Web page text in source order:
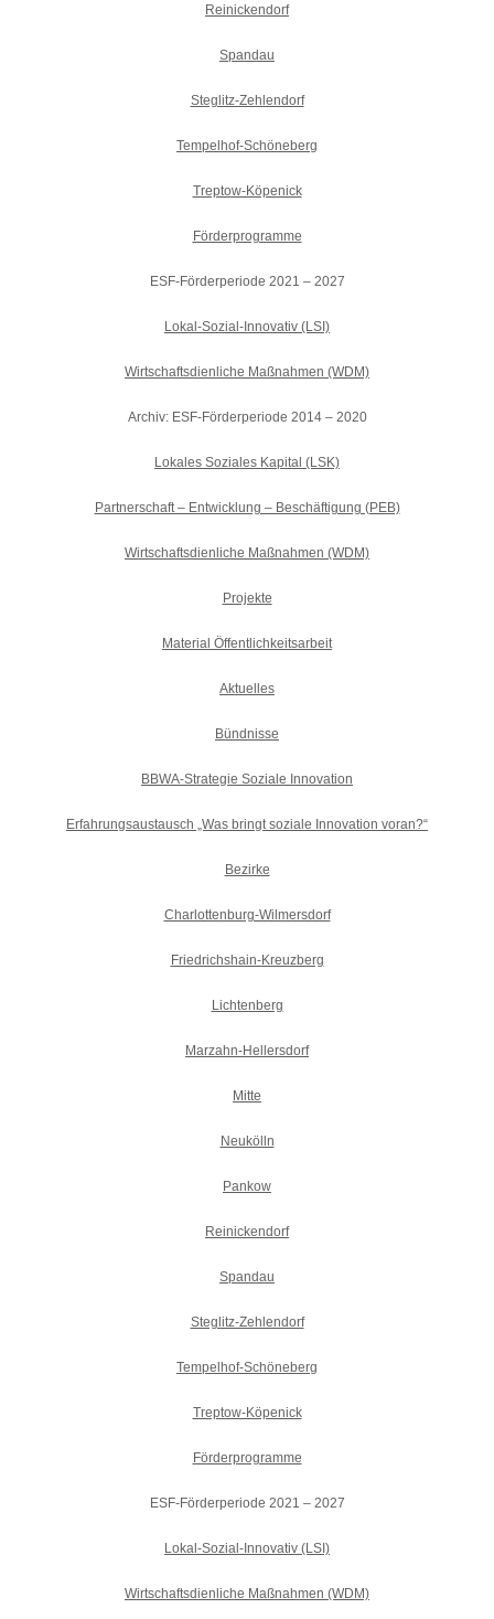
Reinickendorf
Spandau
Steglitz-Zehlendorf
Tempelhof-Schöneberg
Treptow-Köpenick
Förderprogramme
ESF-Förderperiode 2021 – 2027
Lokal-Sozial-Innovativ (LSI)
Wirtschaftsdienliche Maßnahmen (WDM)
Archiv: ESF-Förderperiode 2014 – 2020
Lokales Soziales Kapital (LSK)
Partnerschaft – Entwicklung – Beschäftigung (PEB)
Wirtschaftsdienliche Maßnahmen (WDM)
Projekte
Material Öffentlichkeitsarbeit
Aktuelles
Bündnisse
BBWA-Strategie Soziale Innovation
Erfahrungsaustausch „Was bringt soziale Innovation voran?“
Bezirke
Charlottenburg-Wilmersdorf
Friedrichshain-Kreuzberg
Lichtenberg
Marzahn-Hellersdorf
Mitte
Neukölln
Pankow
Reinickendorf
Spandau
Steglitz-Zehlendorf
Tempelhof-Schöneberg
Treptow-Köpenick
Förderprogramme
ESF-Förderperiode 2021 – 2027
Lokal-Sozial-Innovativ (LSI)
Wirtschaftsdienliche Maßnahmen (WDM)